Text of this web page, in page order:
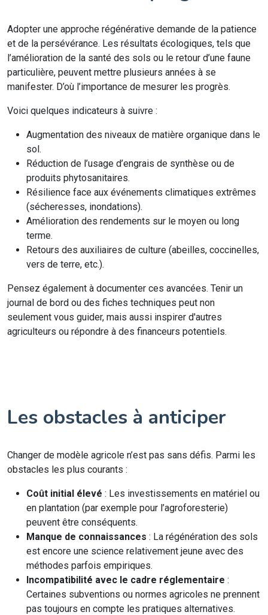
Adopter une approche régénérative demande de la patience
et de la persévérance. Les résultats écologiques, tels que
l’amélioration de la santé des sols ou le retour d’une faune
particulière, peuvent mettre plusieurs années à se
manifester. D’où l’importance de mesurer les progrès.
Voici quelques indicateurs à suivre :
Augmentation des niveaux de matière organique dans le
sol.
Réduction de l’usage d’engrais de synthèse ou de
produits phytosanitaires.
Résilience face aux événements climatiques extrêmes
(sécheresses, inondations).
Amélioration des rendements sur le moyen ou long
terme.
Retours des auxiliaires de culture (abeilles, coccinelles,
vers de terre, etc.).
Pensez également à documenter ces avancées. Tenir un
journal de bord ou des fiches techniques peut non
seulement vous guider, mais aussi inspirer d'autres
agriculteurs ou répondre à des financeurs potentiels.
Les obstacles à anticiper
Changer de modèle agricole n’est pas sans défis. Parmi les
obstacles les plus courants :
Coût initial élevé : Les investissements en matériel ou
en plantation (par exemple pour l’agroforesterie)
peuvent être conséquents.
Manque de connaissances : La régénération des sols
est encore une science relativement jeune avec des
méthodes parfois empiriques.
Incompatibilité avec le cadre réglementaire :
Certaines subventions ou normes agricoles ne prennent
pas toujours en compte les pratiques alternatives.